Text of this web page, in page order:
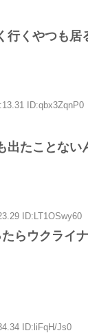
行くやつも居
ID:qbx3ZqnP0
出たことない
ID:LT1OSwy60
らウクライ
ID:liFqH/Js0